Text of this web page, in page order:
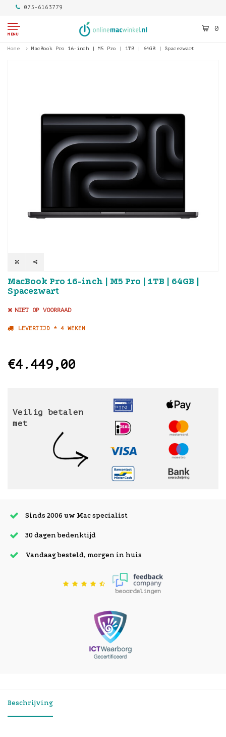
075-6163779
MENU
0
Home MacBook Pro 16-inch | M5 Pro | 1TB | 64GB | Spacezwart
MacBook Pro 16-inch | M5 Pro | 1TB | 64GB |
Spacezwart
NIET OP VOORRAAD
LEVERTIJD ± 4 WEKEN
€4.449,00
Veilig betalen
met
Sinds 2006 uw Mac specialist
30 dagen bedenktijd
Vandaag besteld, morgen in huis
beoordelingen
Beschrijving